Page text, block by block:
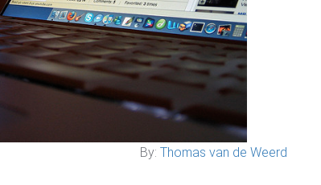
By: Thomas van de Weerd